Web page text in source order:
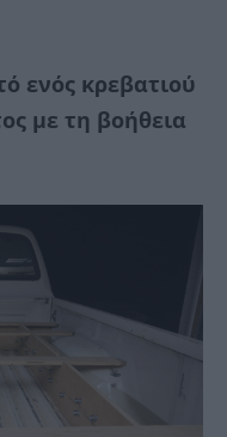
ενός κρεβατιού
με τη βοήθεια